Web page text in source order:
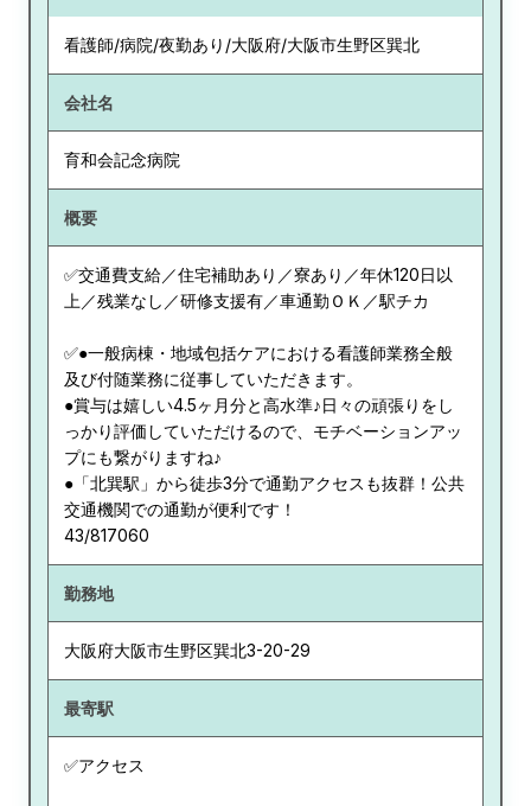
看護師/病院/夜勤あり/大阪府/大阪市生野区巽北
会社名
育和会記念病院
概要
✅交通費支給／住宅補助あり／寮あり／年休120日以
上／残業なし／研修支援有／車通勤ＯＫ／駅チカ
✅●一般病棟・地域包括ケアにおける看護師業務全般
及び付随業務に従事していただきます。
●賞与は嬉しい4.5ヶ月分と高水準♪日々の頑張りをし
っかり評価していただけるので、モチベーションアッ
プにも繋がりますね♪
●「北巽駅」から徒歩3分で通勤アクセスも抜群！公共
交通機関での通勤が便利です！
43/817060
勤務地
大阪府大阪市生野区巽北3-20-29
最寄駅
✅アクセス